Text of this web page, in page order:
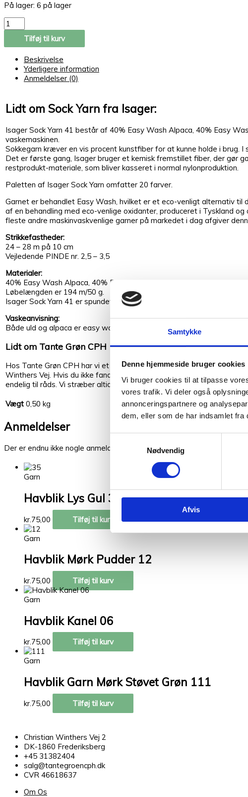
Samtykke
Denne hjemmeside bruger cookies
Vi bruger cookies til at tilpasse
vores trafik. Vi deler også
annonceringspartnere og
dem, eller som de har indsamlet fra
Nødvendig
Afvis
På lager: 6 på lager
Tilføj til kurv
Beskrivelse
Yderligere information
Anmeldelser (0)
Lidt om Sock Yarn fra Isager:
Isager Sock Yarn 41 består af 40% Easy Wash Alpaca, 40% Easy
vaskemaskinen.
Sokkegarn kræver en vis procent kunstfiber for at kunne holde i brug.
Det er første gang, Isager bruger et kemisk fremstillet fiber, der gør
restprodukt-materiale, som bliver kasseret i normal nylonproduktion.
Paletten af Isager Sock Yarn omfatter 20 farver.
Garnet er behandlet Easy Wash, hvilket er et eco-venligt alternativ
af en behandling med eco-venlige oxidanter, produceret i Tyskland
fleste andre maskinvaskvenlige garner på markedet i dag afgiver
Strikkefastheder:
24 – 28 m på 10 cm
Vejledende PINDE nr. 2,5 – 3,5
Materialer:
40% Easy Wash Alpaca, 40% Easy Wash Merinould, 20% Genanvendt
Løbelængden er 194 m/50 g.
Isager Sock Yarn 41 er spundet og farvet i Peru
Vaskeanvisning:
Både uld og alpaca er easy wash behandlet, hvilket betyder, at det
Lidt om Tante Grøn CPH
Hos Tante Grøn CPH har vi et stort udvalg af garner i mange
Winthers Vej. Hvis du ikke fandt den rigtige garn kvalitet har vi altid
endelig til råds. Vi stræber altid efter en personlig og nøje vejledning
Vægt 0,50 kg
Anmeldelser
Der er endnu ikke nogle anmeldelser. Relaterede varer
Garn
Havblik Lys Gul 35
kr. 75,00
Tilføj til kurv
Garn
Havblik Mørk Pudder 12
kr.75,00
Tilføj til kurv
Garn
Havblik Kanel 06
kr.75,00
Tilføj til kurv
Garn
Havblik Garn Mørk Støvet Grøn 111
kr. 75,00 Tilføj til kurv
Christian Winthers Vej 2
DK-1860 Frederiksberg
+45 31382404
salg@tantegroencph.dk
CVR 46618637
Om Os